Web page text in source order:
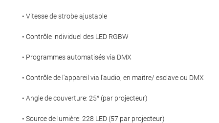
En cochant cette case, vous consentez à recevoir nos propositions commerciales à
le formulaire de désinscription
INSCRIPTION
• Vitesse de strobe ajustable
• Contrôle individuel des LED RGBW
• Programmes automatisés via DMX
• Contrôle de l'appareil via l'audio, en maitre/ esclave ou DMX
• Angle de couverture: 25° (par projecteur)
• Source de lumière: 228 LED (57 par projecteur)